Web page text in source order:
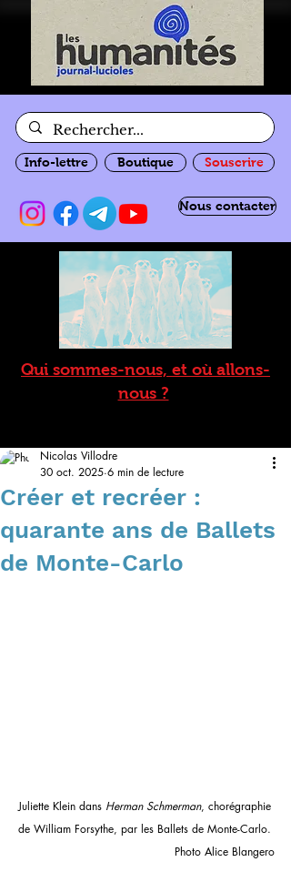
Info-lettre Boutique Souscrire
Nous contacter
Qui sommes-nous, et où allons-
nous ?
Créer et recréer :
quarante ans de Ballets
de Monte-Carlo
Nicolas Villodre
30 oct. 2025 6 min de lecture
Juliette Klein dans Herman Schmerman, chorégraphie
de William Forsythe, par les Ballets de Monte-Carlo.
Photo Alice Blangero